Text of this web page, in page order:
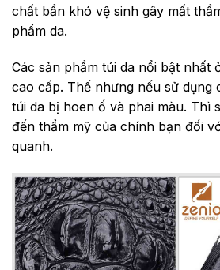
chất bẩn khó vệ sinh gây mất
phẩm da.
Các sản phẩm túi da nổi bật nhất
cao cấp. Thế nhưng nếu sử dụng
túi da bị hoen ố và phai màu. Thì
đến thẩm mỹ của chính bạn đối
quanh.